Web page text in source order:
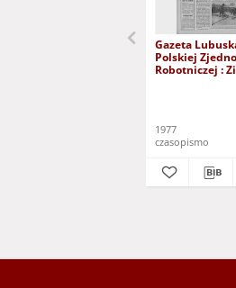
Gazeta
Polskiej
Robotniczej :
1977
czasopismo